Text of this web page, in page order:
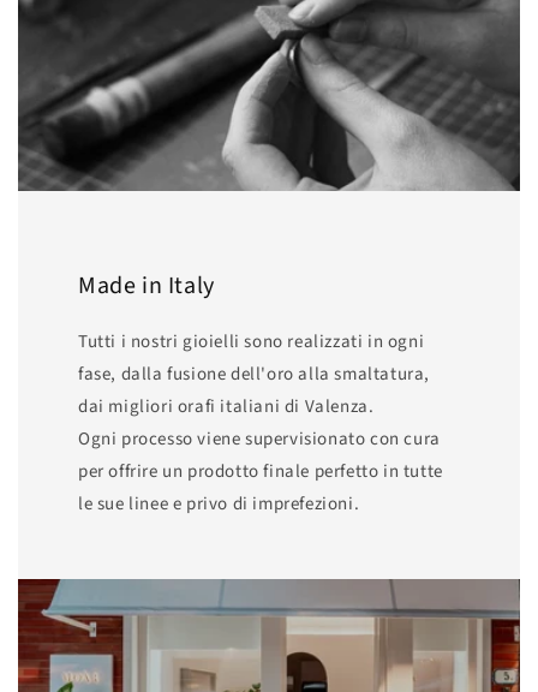
Made in Italy
Tutti i nostri gioielli sono realizzati in ogni
fase, dalla fusione dell'oro alla smaltatura,
dai migliori orafi italiani di Valenza.
Ogni processo viene supervisionato con cura
per offrire un prodotto finale perfetto in tutte
le sue linee e privo di imprefezioni.